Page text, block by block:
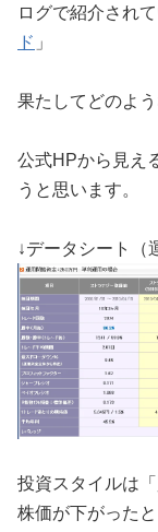
ログで紹介され
ド 」
果たしてどのよう
公式HPから見え
うと思います。
↓データシート（
投資スタイルは「
株価が下がった